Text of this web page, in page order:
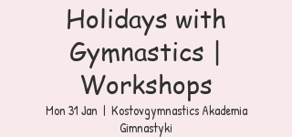
Holidays with
Gymnastics |
Workshops
Mon 31 Jan
  |
Kostovgymnastics Akademia
Gimnastyki